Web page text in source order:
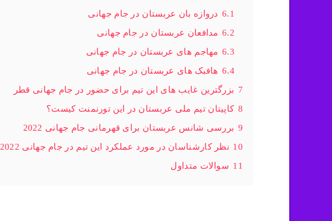
6.1 دروازه بان عربستان در جام جهانی
6.2 مدافعان عربستان در جام جهانی
6.3 مهاجم های عربستان در جام جهانی
6.4 هافبک های عربستان در جام جهانی
7 بزرگترین غایب های این تیم برای حضور در جام جهانی قطر
8 کاپیتان تیم ملی عربستان در این تورنمنت کیست؟
9 بررسی شانس عربستان برای قهرمانی جام جهانی 2022
10 نظر کارشناسان در مورد عملکرد این تیم در جام جهانی 2022
11 سوالات متداول